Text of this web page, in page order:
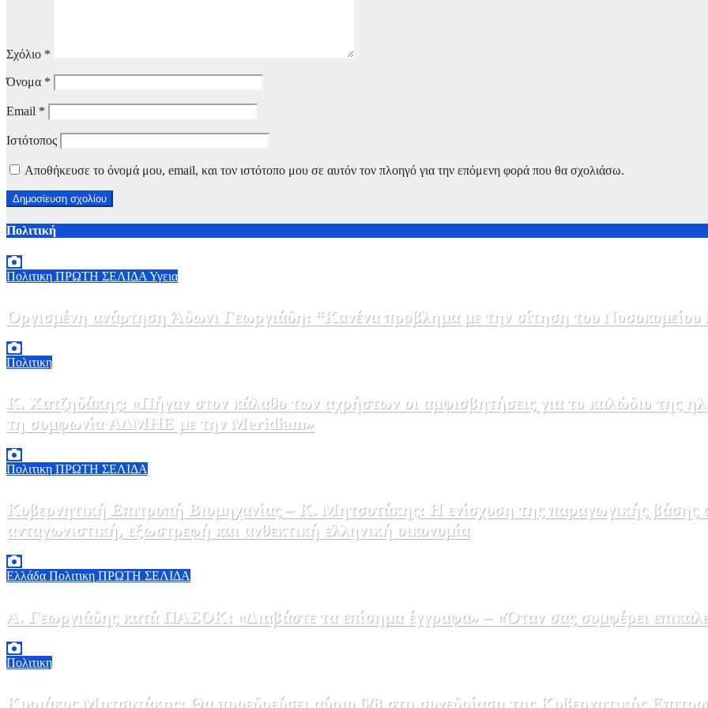
Σχόλιο *
Όνομα *
Email *
Ιστότοπος
Αποθήκευσε το όνομά μου, email, και τον ιστότοπο μου σε αυτόν τον πλοηγό για την επόμενη φορά που θα σχολιάσω.
Πολιτική
Πολιτικη ΠΡΩΤΗ ΣΕΛΙΔΑ Υγεια
Οργισμένη ανάρτηση Άδωνι Γεωργιάδη: “Κανένα προβλημα με την σίτηση του Νοσοκομείου
Πολιτικη
Κ. Χατζηδάκης: «Πήγαν στον κάλαθο των αχρήστων οι αμφισβητήσεις για το καλώδιο της
τη συμφωνία ΑΔΜΗΕ με την Meridiam»
Πολιτικη ΠΡΩΤΗ ΣΕΛΙΔΑ
Κυβερνητική Επιτροπή Βιομηχανίας – Κ. Μητσοτάκης: Η ενίσχυση της παραγωγικής βάσης
ανταγωνιστική, εξωστρεφή και ανθεκτική ελληνική οικονομία
Ελλάδα Πολιτικη ΠΡΩΤΗ ΣΕΛΙΔΑ
Α. Γεωργιάδης κατά ΠΑΣΟΚ: «Διαβάστε τα επίσημα έγγραφα» – «Όταν σας συμφέρει
Πολιτικη
Κυριάκος Μητσοτάκης: Θα προεδρεύσει αύριο 6/8 στη συνεδρίαση της Κυβερνητικής